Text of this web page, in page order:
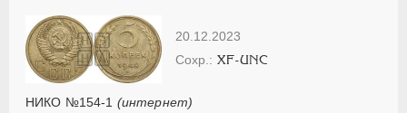
20.12.2023
НИКО №154-1 (интернет)
XF-UNC